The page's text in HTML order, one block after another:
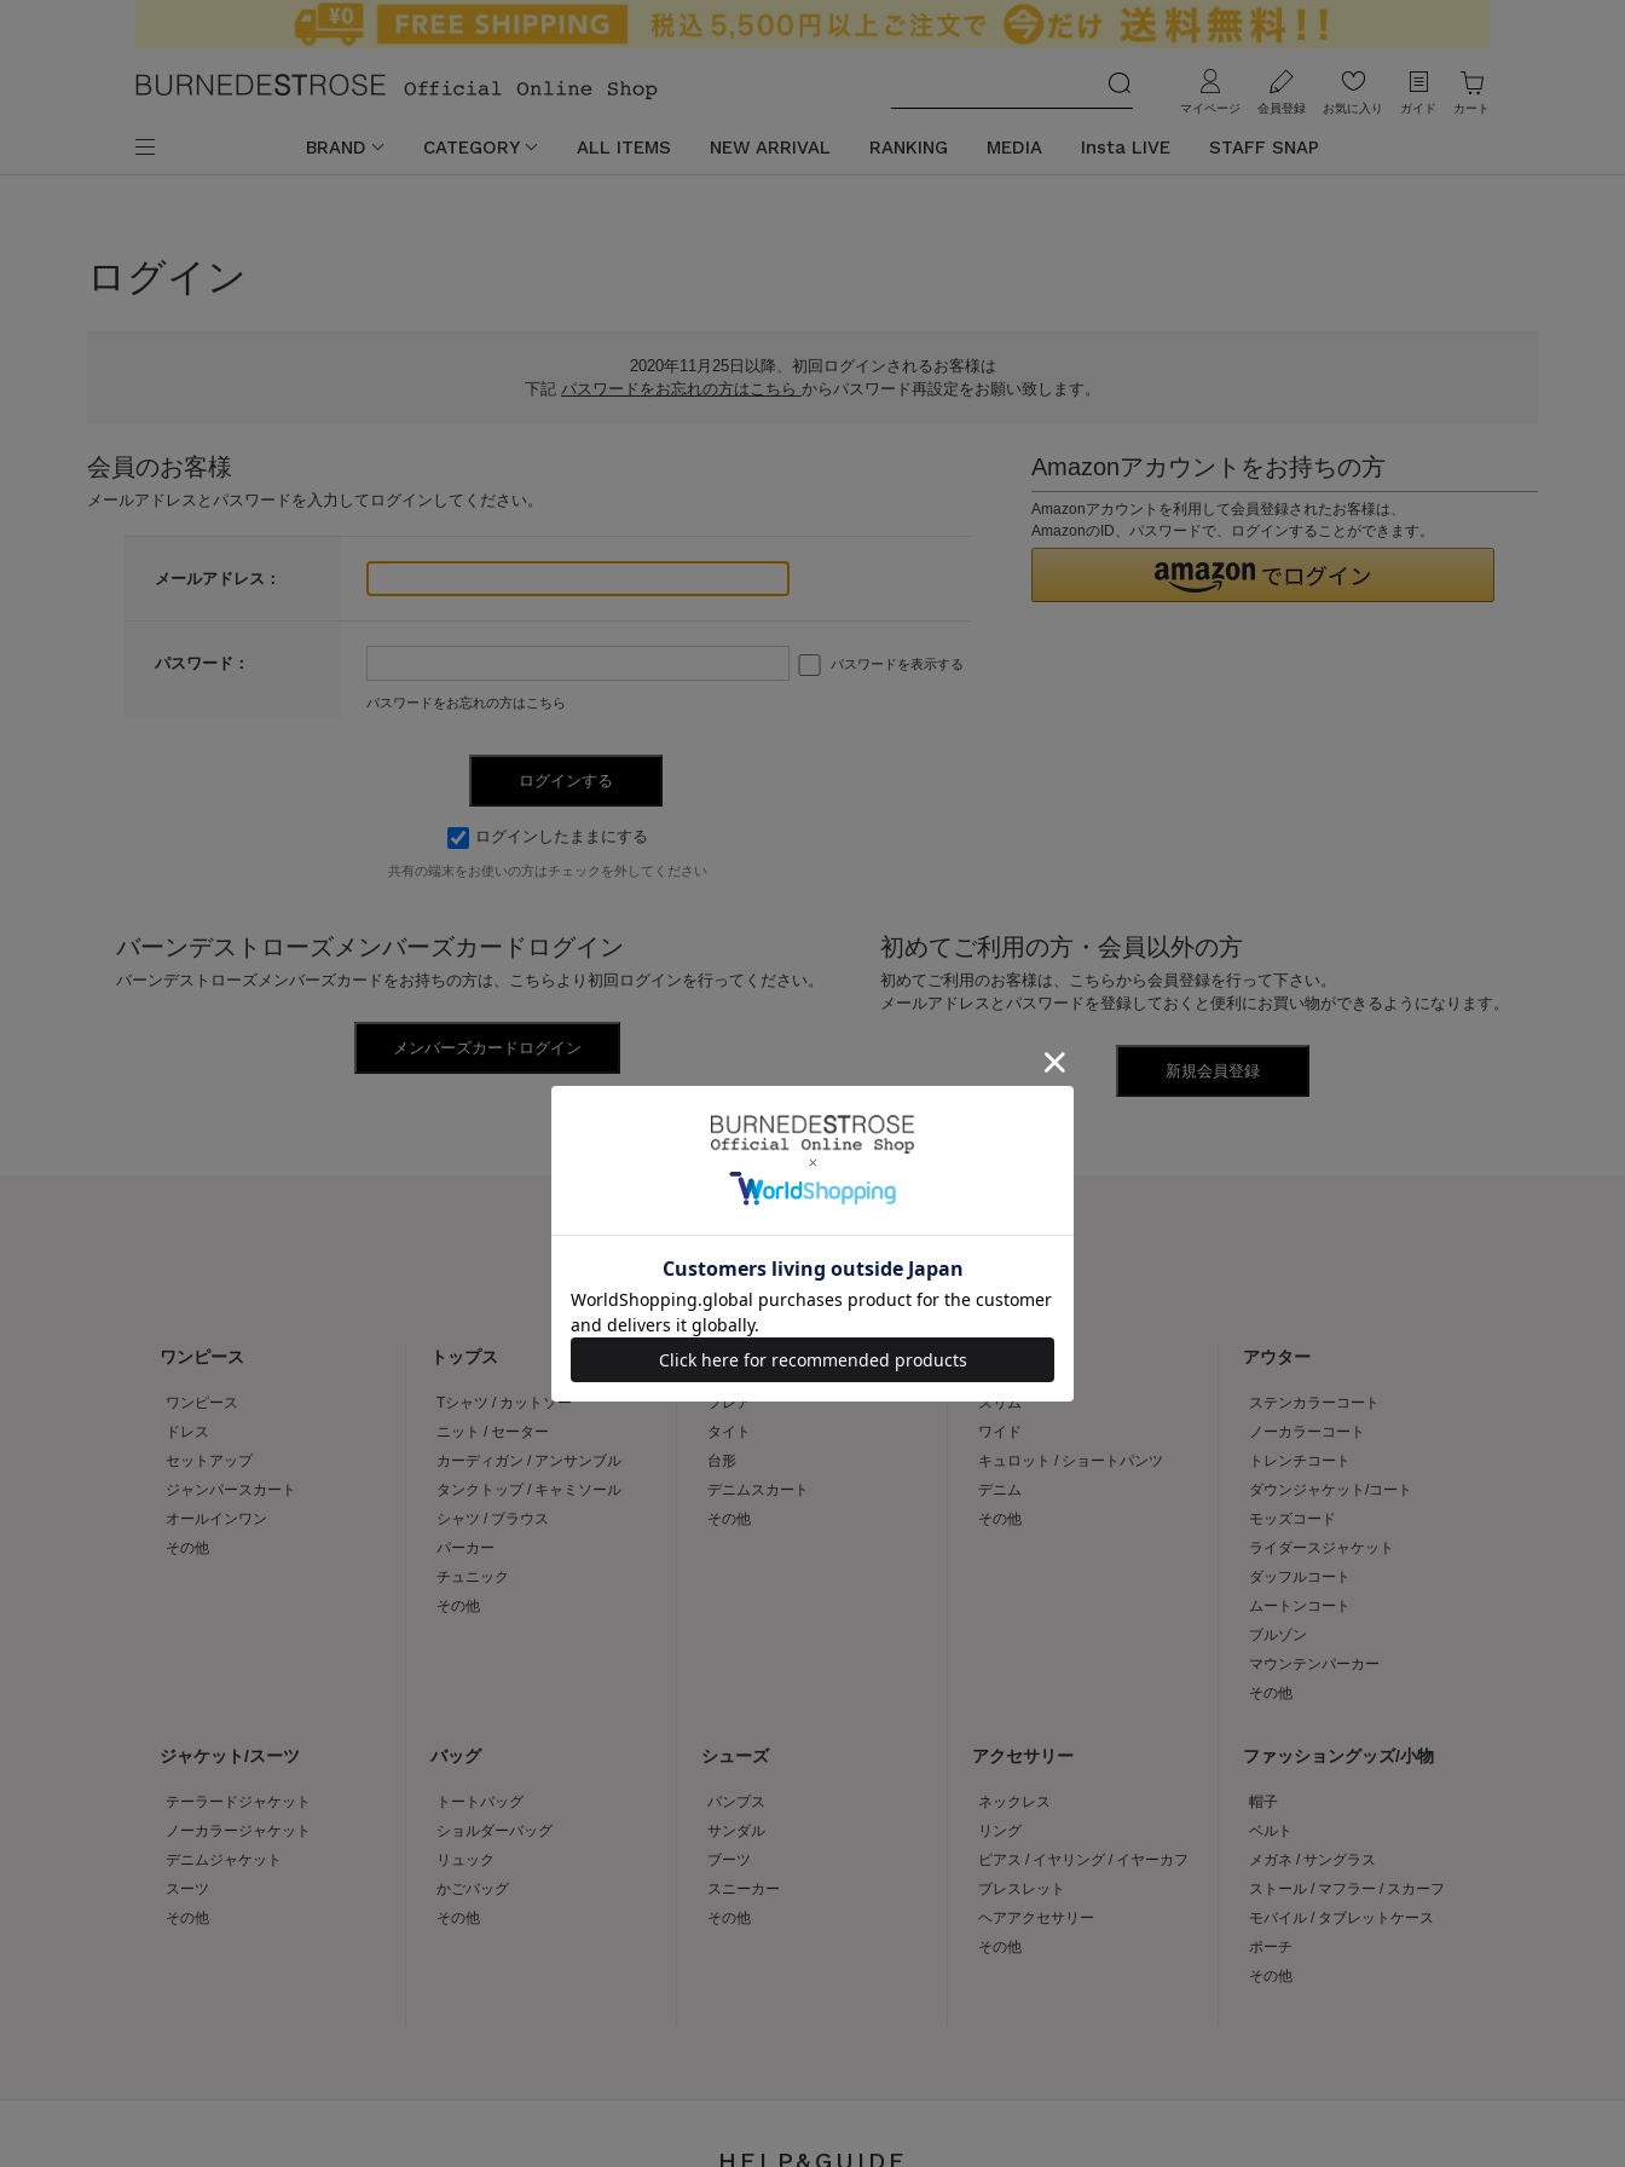
マイページ 会員登録 お気に入り ガイド カート
BRAND CATEGORY ALL ITEMS NEW ARRIVAL RANKING MEDIA Insta LIVE STAFF SNAP
ログイン
2020年11月25日以降、初回ログインされるお客様は
下記 パスワードをお忘れの方はこちら からパスワード再設定をお願い致します。
会員のお客様
メールアドレスとパスワードを入力してログインしてください。
メールアドレス：
パスワード： パスワードを表示する
パスワードをお忘れの方はこちら
ログインしたままにする
共有の端末をお使いの方はチェックを外してください
Amazonアカウントをお持ちの方
Amazonアカウントを利用して会員登録されたお客様は、
AmazonのID、パスワードで、ログインすることができます。
バーンデストローズメンバーズカードログイン
バーンデストローズメンバーズカードをお持ちの方は、こちらより初回ログインを行ってください。
初めてご利用の方・会員以外の方
初めてご利用のお客様は、こちらから会員登録を行って下さい。
メールアドレスとパスワードを登録しておくと便利にお買い物ができるようになります。
CATEGORY
ワンピース
ワンピース
ドレス
セットアップ
ジャンパースカート
オールインワン
その他
トップス
Tシャツ / カットソー
ニット / セーター
カーディガン / アンサンブル
タンクトップ / キャミソール
シャツ / ブラウス
パーカー
チュニック
その他
スカート
フレア
タイト
台形
デニムスカート
その他
スリム
ワイド
キュロット / ショートパンツ
デニム
その他
アウター
ステンカラーコート
ノーカラーコート
トレンチコート
ダウンジャケット/コート
モッズコード
ライダースジャケット
ダッフルコート
ムートンコート
ブルゾン
マウンテンパーカー
その他
ジャケット/スーツ
テーラードジャケット
ノーカラージャケット
デニムジャケット
スーツ
その他
バッグ
トートバッグ
ショルダーバッグ
リュック
かごバッグ
その他
シューズ
パンプス
サンダル
ブーツ
スニーカー
その他
アクセサリー
ネックレス
リング
ピアス / イヤリング / イヤーカフ
ブレスレット
ヘアアクセサリー
その他
ファッショングッズ/小物
帽子
ベルト
メガネ / サングラス
ストール / マフラー / スカーフ
モバイル / タブレットケース
ポーチ
その他
HELP&GUIDE